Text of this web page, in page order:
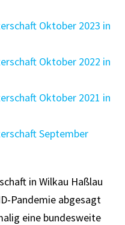
Oktober 2023 in
Oktober 2022 in
Oktober 2021 in
September
in Wilkau Haßlau
Pandemie abgesagt
eine bundesweite